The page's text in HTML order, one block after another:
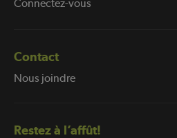
Connectez-vous
Contact
Nous joindre
Restez à l’affût!